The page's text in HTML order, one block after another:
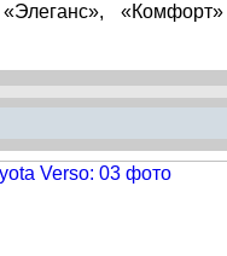
«Элеганс»,